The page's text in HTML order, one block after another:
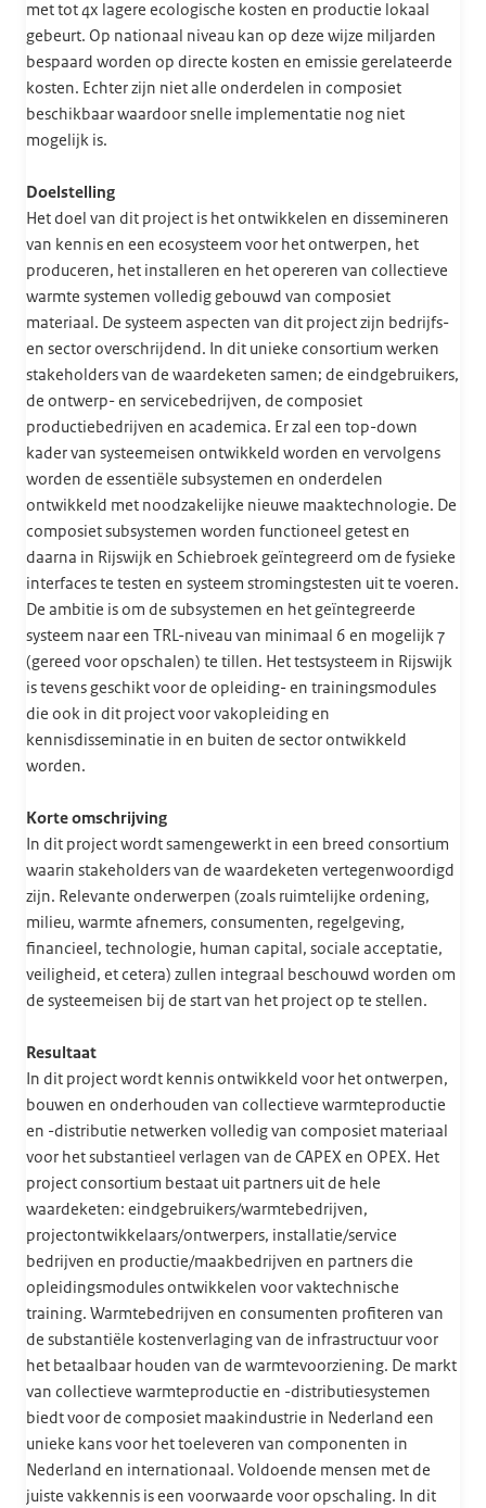
met tot 4x lagere ecologische kosten en productie lokaal
gebeurt. Op nationaal niveau kan op deze wijze miljarden
bespaard worden op directe kosten en emissie gerelateerde
kosten. Echter zijn niet alle onderdelen in composiet
beschikbaar waardoor snelle implementatie nog niet
mogelijk is.
Doelstelling
Het doel van dit project is het ontwikkelen en dissemineren
van kennis en een ecosysteem voor het ontwerpen, het
produceren, het installeren en het opereren van collectieve
warmte systemen volledig gebouwd van composiet
materiaal. De systeem aspecten van dit project zijn bedrijfs-
en sector overschrijdend. In dit unieke consortium werken
stakeholders van de waardeketen samen; de eindgebruikers,
de ontwerp- en servicebedrijven, de composiet
productiebedrijven en academica. Er zal een top-down
kader van systeemeisen ontwikkeld worden en vervolgens
worden de essentiële subsystemen en onderdelen
ontwikkeld met noodzakelijke nieuwe maaktechnologie. De
composiet subsystemen worden functioneel getest en
daarna in Rijswijk en Schiebroek geïntegreerd om de fysieke
interfaces te testen en systeem stromingstesten uit te voeren.
De ambitie is om de subsystemen en het geïntegreerde
systeem naar een TRL-niveau van minimaal 6 en mogelijk 7
(gereed voor opschalen) te tillen. Het testsysteem in Rijswijk
is tevens geschikt voor de opleiding- en trainingsmodules
die ook in dit project voor vakopleiding en
kennisdisseminatie in en buiten de sector ontwikkeld
worden.
Korte omschrijving
In dit project wordt samengewerkt in een breed consortium
waarin stakeholders van de waardeketen vertegenwoordigd
zijn. Relevante onderwerpen (zoals ruimtelijke ordening,
milieu, warmte afnemers, consumenten, regelgeving,
financieel, technologie, human capital, sociale acceptatie,
veiligheid, et cetera) zullen integraal beschouwd worden om
de systeemeisen bij de start van het project op te stellen.
Resultaat
In dit project wordt kennis ontwikkeld voor het ontwerpen,
bouwen en onderhouden van collectieve warmteproductie
en -distributie netwerken volledig van composiet materiaal
voor het substantieel verlagen van de CAPEX en OPEX. Het
project consortium bestaat uit partners uit de hele
waardeketen: eindgebruikers/warmtebedrijven,
projectontwikkelaars/ontwerpers, installatie/service
bedrijven en productie/maakbedrijven en partners die
opleidingsmodules ontwikkelen voor vaktechnische
training. Warmtebedrijven en consumenten profiteren van
de substantiële kostenverlaging van de infrastructuur voor
het betaalbaar houden van de warmtevoorziening. De markt
van collectieve warmteproductie en -distributiesystemen
biedt voor de composiet maakindustrie in Nederland een
unieke kans voor het toeleveren van componenten in
Nederland en internationaal. Voldoende mensen met de
juiste vakkennis is een voorwaarde voor opschaling. In dit